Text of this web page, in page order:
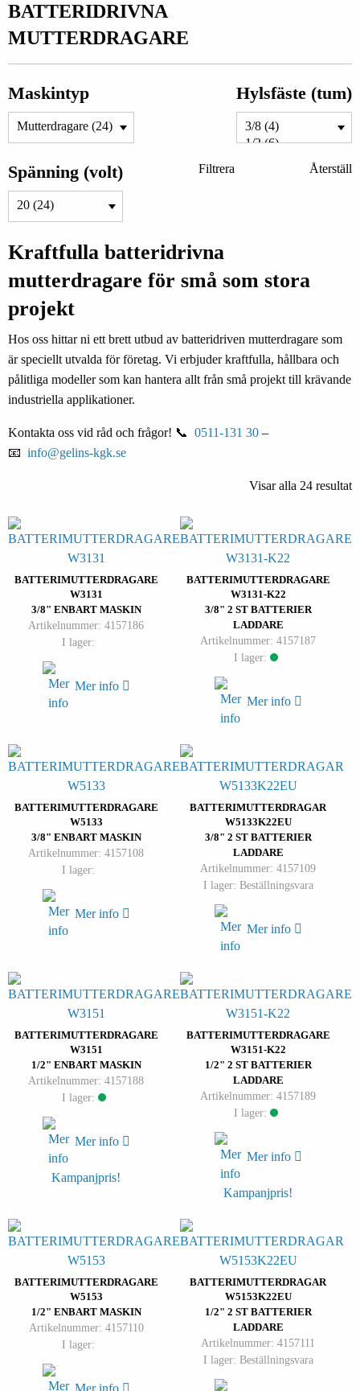
BATTERIDRIVNA
MUTTERDRAGARE
Maskintyp Hylsfäste (tum)
Spänning (volt) Filtrera Återställ
Kraftfulla batteridrivna
mutterdragare för små som stora
projekt
Hos oss hittar ni ett brett utbud av batteridriven mutterdragare som
är speciellt utvalda för företag. Vi erbjuder kraftfulla, hållbara och
pålitliga modeller som kan hantera allt från små projekt till krävande
industriella applikationer.
Kontakta oss vid råd och frågor! 📞 0511-131 30 –
📧 info@gelins-kgk.se
Visar alla 24 resultat
BATTERIMUTTERDRAGARE
W3131
3/8" ENBART MASKIN
Artikelnummer: 4157186
I lager:
Mer info
BATTERIMUTTERDRAGARE
W3131-K22
3/8" 2 ST BATTERIER
LADDARE
Artikelnummer: 4157187
I lager:
Mer info
BATTERIMUTTERDRAGARE
W5133
3/8" ENBART MASKIN
Artikelnummer: 4157108
I lager:
Mer info
BATTERIMUTTERDRAGAR
W5133K22EU
3/8" 2 ST BATTERIER
LADDARE
Artikelnummer: 4157109
I lager: Beställningsvara
Mer info
BATTERIMUTTERDRAGARE
W3151
1/2" ENBART MASKIN
Artikelnummer: 4157188
I lager:
Mer info
Kampanjpris!
BATTERIMUTTERDRAGARE
W3151-K22
1/2" 2 ST BATTERIER
LADDARE
Artikelnummer: 4157189
I lager:
Mer info
Kampanjpris!
BATTERIMUTTERDRAGARE
W5153
1/2" ENBART MASKIN
Artikelnummer: 4157110
I lager:
Mer info
BATTERIMUTTERDRAGAR
W5153K22EU
1/2" 2 ST BATTERIER
LADDARE
Artikelnummer: 4157111
I lager: Beställningsvara